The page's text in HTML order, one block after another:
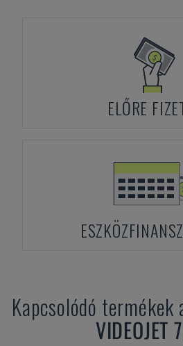
ELŐRE
Kapcsolódó termékek
VIDEOJET